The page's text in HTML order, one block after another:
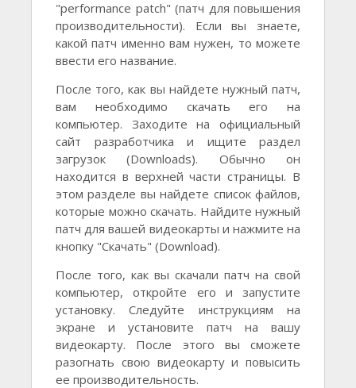
"performance patch" (патч для повышения
производительности). Если вы знаете,
какой патч именно вам нужен, то можете
ввести его название.
После того, как вы найдете нужный патч,
вам необходимо скачать его на
компьютер. Заходите на официальный
сайт разработчика и ищите раздел
загрузок (Downloads). Обычно он
находится в верхней части страницы. В
этом разделе вы найдете список файлов,
которые можно скачать. Найдите нужный
патч для вашей видеокарты и нажмите на
кнопку "Скачать" (Download).
После того, как вы скачали патч на свой
компьютер, откройте его и запустите
установку. Следуйте инструкциям на
экране и установите патч на вашу
видеокарту. После этого вы сможете
разогнать свою видеокарту и повысить
ее производительность.